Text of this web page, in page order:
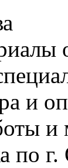
и
и
по